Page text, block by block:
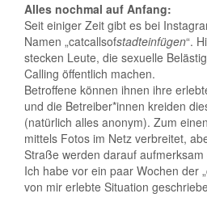
Alles nochmal auf Anfang:
Seit einiger Zeit gibt es bei
Namen „catcallsofstadteinfügen“.
stecken Leute, die sexuelle
Calling öffentlich machen.
Betroffene können ihnen ihre
und die Betreiber*innen kreiden
(natürlich alles anonym). Zum
mittels Fotos im Netz verbreitet,
Straße werden darauf aufmerksam
Ich habe vor ein paar Wochen der
von mir erlebte Situation